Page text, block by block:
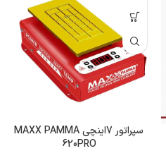
سپراتور 7اینچی MAXX PAMMA
620PRO